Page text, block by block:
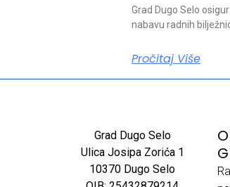
Grad Dugo Selo
nabavu radnih
Pročitaj Više
Grad Dugo Selo
Ulica Josipa Zorića 1
10370 Dugo Selo